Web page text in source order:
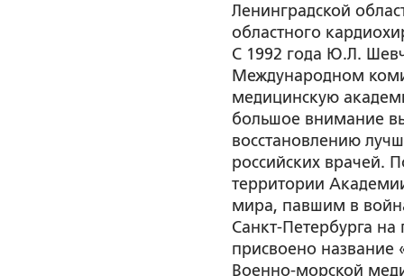
Ленинградской
областного
С 1992 года Ю.Л.
Международном
медицинскую
большое внимание
восстановлению
российских врачей.
территории
мира, павшим в
Санкт-Петербурга
присвоено
Военно-морской